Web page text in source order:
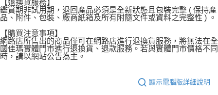
【退換貨服務】
鑑賞期非試用期，退回產品必須是全新狀態且包裝完整 ( 保持產
品、附件、包裝、廠商紙箱及所有附隨文件或資料之完整性 ) 。
【購買注意事項】
網路店所售出的商品僅可在網路店進行退換貨服務，將無法在全
國佳瑪實體門市進行退換貨、退款服務。若與實體門市價格不同
時，請以網站公告為主。
顯示電腦版詳細說明